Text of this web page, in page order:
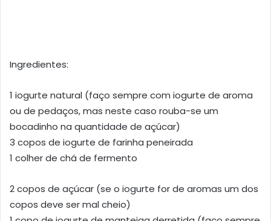
Ingredientes:
1 iogurte natural (faço sempre com iogurte de aroma
ou de pedaços, mas neste caso rouba-se um
bocadinho na quantidade de açúcar)
3 copos de iogurte de farinha peneirada
1 colher de chá de fermento
2 copos de açúcar (se o iogurte for de aromas um dos
copos deve ser mal cheio)